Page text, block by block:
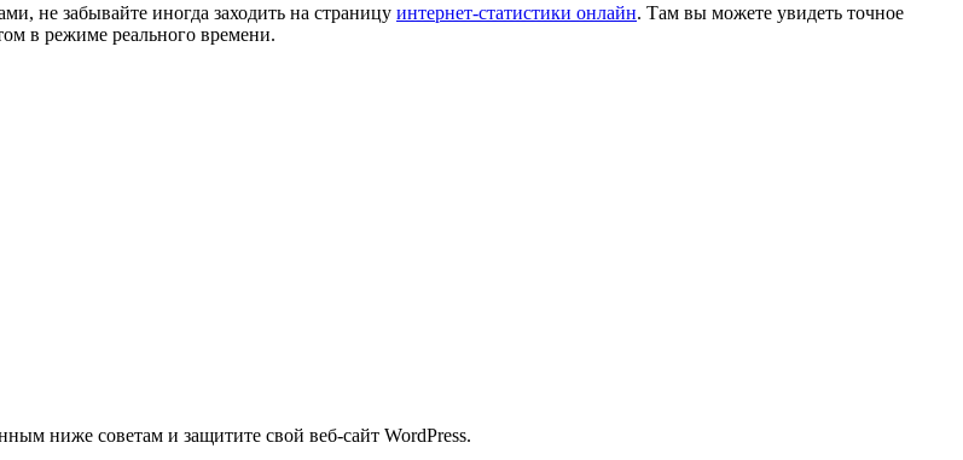
не забывайте иногда заходить на страницу интернет-статистики онлайн. Там вы можете увидеть точное
в режиме реального времени.
ниже советам и защитите свой веб-сайт WordPress.